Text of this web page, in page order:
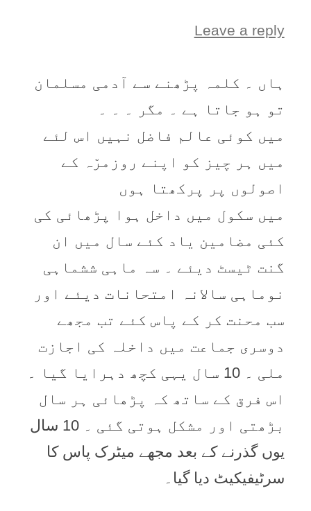
Leave a reply
ہاں ۔ کلمہ پڑھنے سے آدمی مسلمان
تو ہو جاتا ہے ۔ مگر ۔ ۔ ۔
میں کوئی عالم فاضل نہیں اس لئے
میں ہر چیز کو اپنے روزمرّہ کے
اصولوں پر پرکھتا ہوں
میں سکول میں داخل ہوا پڑھائی کی
کئی مضامین یاد کئے سال میں ان
گنت ٹیسٹ دیئے ۔ سہ ماہی ششماہی
نوماہی سالانہ امتحانات دیئے اور
سب محنت کر کے پاس کئے تب مجھے
دوسری جماعت میں داخلہ کی اجازت
ملی ۔ 10 سال یہی کچھ دہرایا گیا ۔
اس فرق کے ساتھ کہ پڑھائی ہر سال
بڑھتی اور مشکل ہوتی گئی ۔ 10 سال
یوں گذرنے کے بعد مجھے میٹرک پاس کا
سرٹیفیکیٹ دیا گیا۔